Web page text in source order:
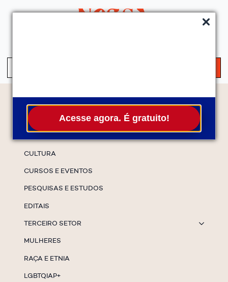
Acesse agora. É gratuito!
Temas
CULTURA
CURSOS E EVENTOS
PESQUISAS E ESTUDOS
EDITAIS
TERCEIRO SETOR
MULHERES
RAÇA E ETNIA
LGBTQIAP+